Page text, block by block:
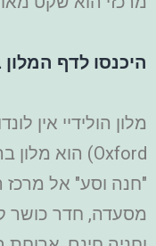
היכנסו לדף המלון
"חנה וסע" אל מרכז
מסעדה, חדר כושר